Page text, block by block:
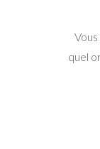
quel